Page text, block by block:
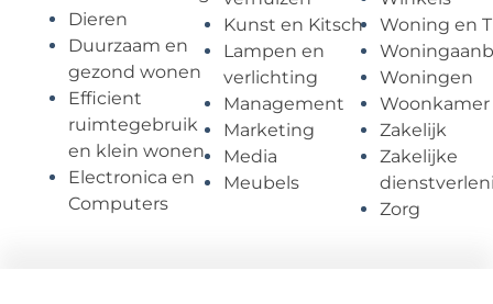
Dieren
Duurzaam en
gezond wonen
Efficient
ruimtegebruik
en klein wonen
Electronica en
Computers
Kunst en Kitsch
Lampen en
verlichting
Management
Marketing
Media
Meubels
Woning en
Woningen
Woonkamer
Zakelijk
Zakelijke
Zorg